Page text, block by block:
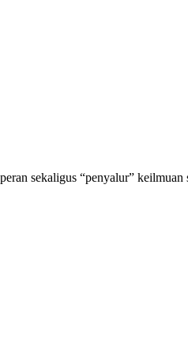
sekaligus “penyalur” keilmuan